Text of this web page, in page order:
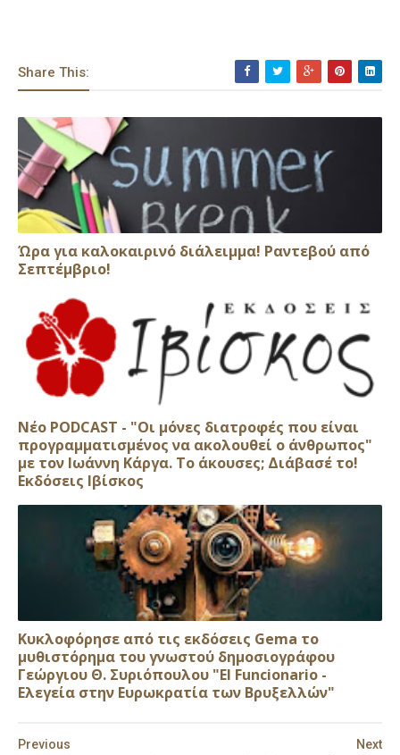
Share This:
Ώρα για καλοκαιρινό διάλειμμα! Ραντεβού από
Σεπτέμβριο!
Νέο PODCAST - "Οι μόνες διατροφές που είναι
προγραμματισμένος να ακολουθεί ο άνθρωπος"
με τον Ιωάννη Κάργα. Το άκουσες; Διάβασέ το!
Εκδόσεις Ιβίσκος
Κυκλοφόρησε από τις εκδόσεις Gema το
μυθιστόρημα του γνωστού δημοσιογράφου
Γεώργιου Θ. Συριόπουλου "El Funcionario -
Ελεγεία στην Ευρωκρατία των Βρυξελλών"
Next
Previous